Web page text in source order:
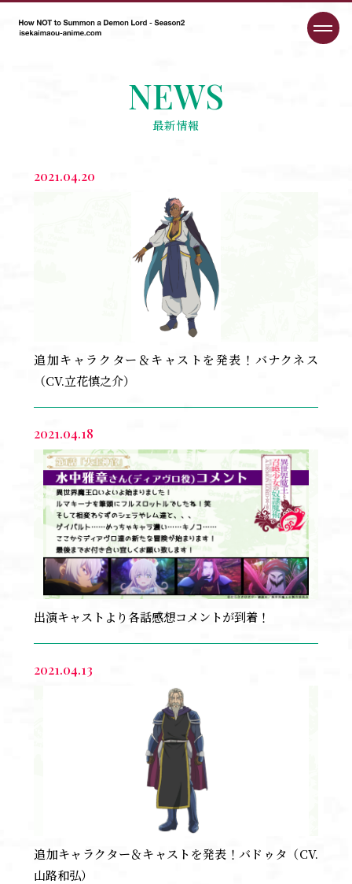
NEWS
最新情報
2021.04.20
追加キャラクター＆キャストを発表！バナクネス
（CV.立花慎之介）
2021.04.18
出演キャストより各話感想コメントが到着！
2021.04.13
追加キャラクター＆キャストを発表！バドゥタ（CV.
山路和弘）